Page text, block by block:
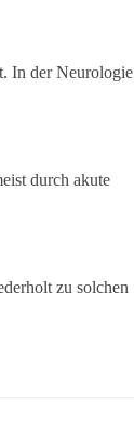
In der Neurologie
durch akute
zu solchen